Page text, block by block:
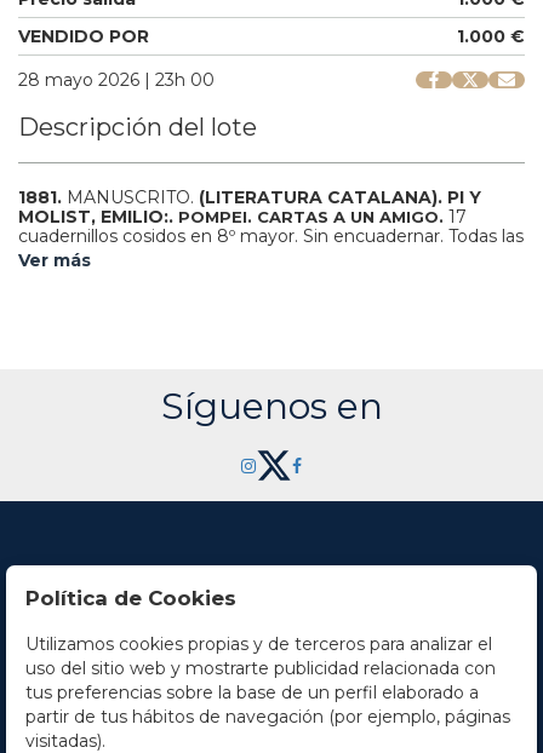
VENDIDO POR
1.000 €
28 mayo 2026 | 23h 00
Descripción del lote
1881. MANUSCRITO. (LITERATURA CATALANA). PI Y
MOLIST, EMILIO:. POMPEI. CARTAS A UN AMIGO. 17
cuadernillos cosidos en 8º mayor. Sin encuadernar. Todas las
cartas llevan al final la firma del autor, todo manuscrito por
Ver más
Síguenos en
Contacto
Horario
La empresa
Política de Cookies
Utilizamos cookies propias y de terceros para analizar el
uso del sitio web y mostrarte publicidad relacionada con
tus preferencias sobre la base de un perfil elaborado a
partir de tus hábitos de navegación (por ejemplo, páginas
visitadas).